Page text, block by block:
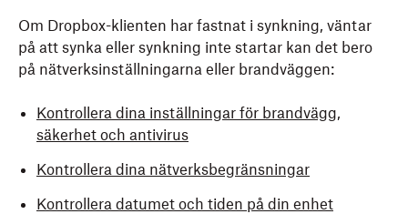
Om Dropbox-klienten har fastnat i synkning, väntar
på att synka eller synkning inte startar kan det bero
på nätverksinställningarna eller brandväggen:
Kontrollera dina inställningar för brandvägg,
säkerhet och antivirus
Kontrollera dina nätverksbegränsningar
Kontrollera datumet och tiden på din enhet